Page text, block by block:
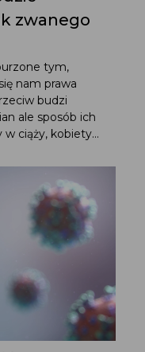
zwanego
tym,
nam prawa
budzi
ale sposób ich
ciąży, kobiety...